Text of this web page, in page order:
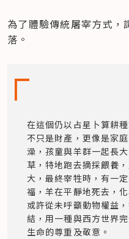
為了體驗傳統屠宰方式，
落。
在這個仍以占星卜算耕
不只是財產，更像是家
澡，孩童與羊群一起長
草，特地跑去摘採餵養
大，最終宰牲時，有一
福，羊在平靜地死去，
或許從未呼籲動物權益
結，用一種與西方世界
生命的尊重及敬意。